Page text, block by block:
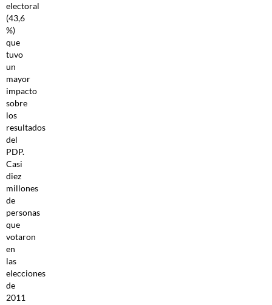
electoral
(43,6
%)
que
tuvo
un
mayor
impacto
sobre
los
resultados
del
PDP.
Casi
diez
millones
de
personas
que
votaron
en
las
elecciones
de
2011